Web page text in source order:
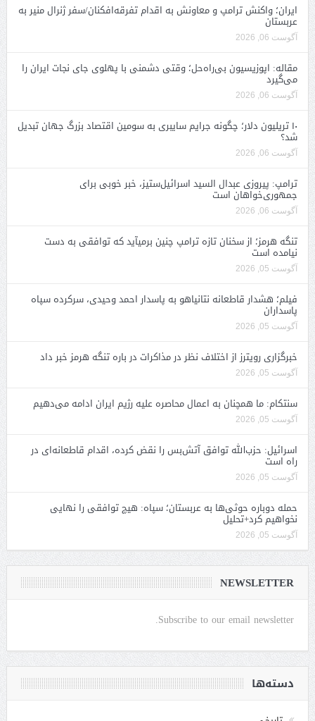
ایران؛ واکنش ترامپ و معاونش به اقدام تفرقه‌افکنان/سفر ژنرال منیر به
عربستان
آگوست 06, 2026
مقاله: اپوزیسیون بی‌راه‌حل؛ وقتی دشمنی با پهلوی جای نجات ایران را
می‌گیرد
آگوست 06, 2026
۱۰ تریلیون دلار؛ چگونه جرایم سایبری به سومین اقتصاد بزرگ جهان تبدیل
شد؟
آگوست 06, 2026
ترامپ: پیروزی عبدال السید اسرائیل‌ستیز، خبر خوبی برای
جمهوری‌خواهان است
آگوست 06, 2026
تنگه هرمز؛ از سخنان تازه ترامپ چنین برمیآید که توافقی به دست
نیامده است
آگوست 05, 2026
فیلم؛ هشدار قاطعانه نتانیاهو به پاسدار احمد وحیدی، سرکرده سپاه
پاسداران
آگوست 05, 2026
خبرگزاری رویترز از اختلاف نظر در مذاکرات در باره تنگه هرمز خبر داد
آگوست 05, 2026
سنتکام: ما همچنان به اعمال محاصره علیه رژیم ایران ادامه می‌دهیم
آگوست 05, 2026
اسرائیل: حزب‌الله توافق آتش‌بس را نقض کرده، اقدام قاطعانه‌ای در
راه است
آگوست 05, 2026
حمله دوباره حوثی‌ها به عربستان؛ سپاه: هیچ توافقی را نهایی
نخواهیم کرد+تحلیل
آگوست 05, 2026
NEWSLETTER
Subscribe to our email newsletter.
دسته‌ها